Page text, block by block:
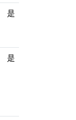
是
是